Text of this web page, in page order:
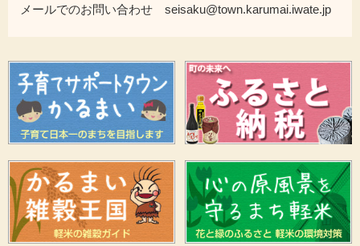
メールでのお問い合わせ seisaku@town.karumai.iwate.jp